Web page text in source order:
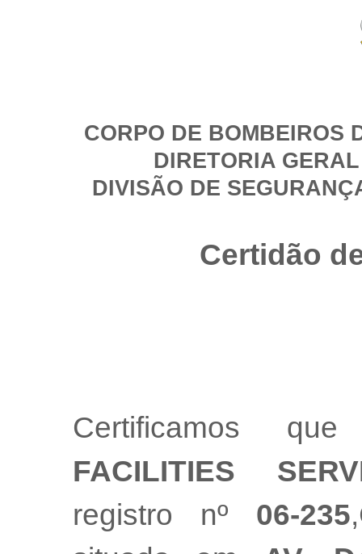
CORPO DE BOMBEIROS
DIRETORIA
DIVISÃO DE
Certidão
Certificamos
FACILITIES
registro nº 06-235